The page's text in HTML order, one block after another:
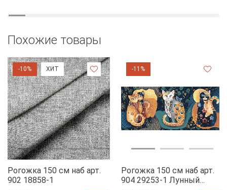
Похожие товары
-10% ХИТ
Рогожка 150 см наб арт.
902 18858-1
-11%
Рогожка 150 см наб арт.
904 29253-1 Лунный